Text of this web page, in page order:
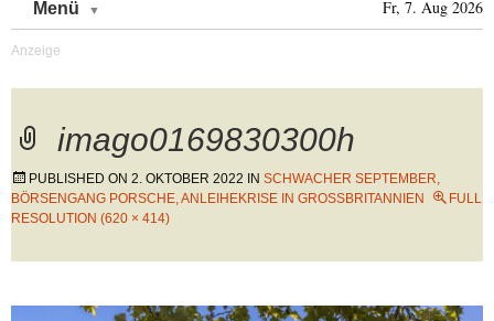
Menü Fr, 7. Aug 2026
imago0169830300h
PUBLISHED ON 2. OKTOBER 2022 IN SCHWACHER SEPTEMBER,
BÖRSENGANG PORSCHE, ANLEIHEKRISE IN GROSSBRITANNIEN
FULL
RESOLUTION (620 × 414)